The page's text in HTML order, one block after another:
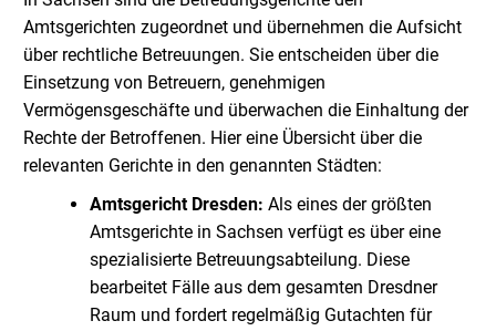
Amtsgerichten zugeordnet und übernehmen die Aufsicht
über rechtliche Betreuungen. Sie entscheiden über die
Einsetzung von Betreuern, genehmigen
Vermögensgeschäfte und überwachen die Einhaltung der
Rechte der Betroffenen. Hier eine Übersicht über die
relevanten Gerichte in den genannten Städten:
Amtsgericht Dresden: Als eines der größten
Amtsgerichte in Sachsen verfügt es über eine
spezialisierte Betreuungsabteilung. Diese
bearbeitet Fälle aus dem gesamten Dresdner
Raum und fordert regelmäßig Gutachten für